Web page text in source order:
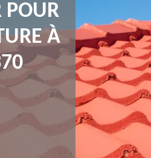
POUR
À